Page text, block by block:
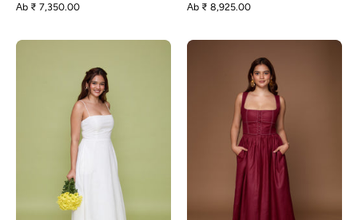
Аb ₹ 7,350.00
Аb ₹ 8,925.00
Weiß
Maroon